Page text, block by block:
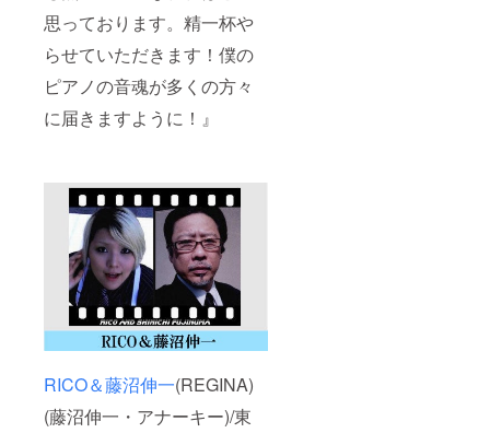
思っております。精一杯や
らせていただきます！僕の
ピアノの音魂が多くの方々
に届きますように！』
RICO＆藤沼伸一(REGINA)
(藤沼伸一・アナーキー)/東